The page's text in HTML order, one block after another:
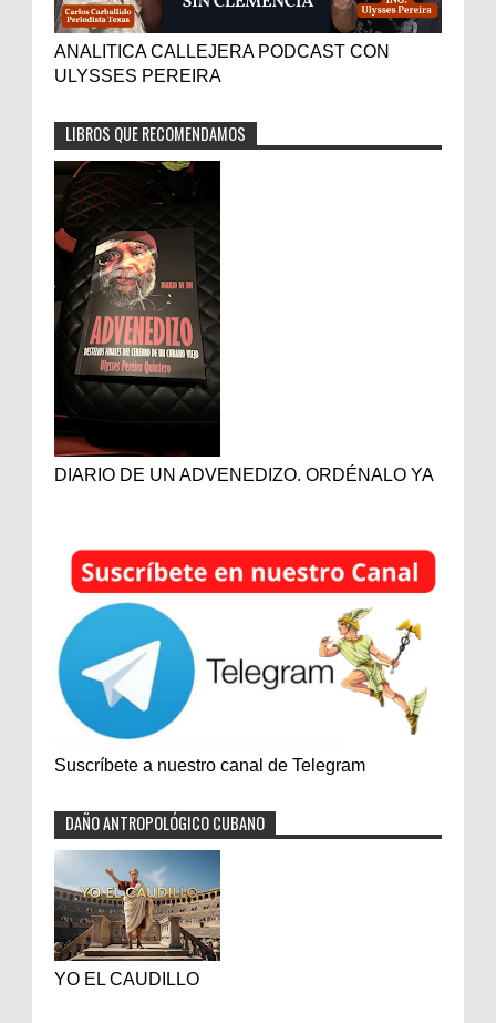
ANALITICA CALLEJERA PODCAST CON
ULYSSES PEREIRA
LIBROS QUE RECOMENDAMOS
DIARIO DE UN ADVENEDIZO. ORDÉNALO YA
Suscríbete a nuestro canal de Telegram
DAÑO ANTROPOLÓGICO CUBANO
YO EL CAUDILLO